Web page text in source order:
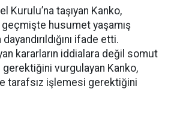
Kurulu’na taşıyan Kanko,
geçmişte husumet yaşamış
ifade etti.
kararların iddialara değil somut
gerektiğini vurgulayan Kanko,
tarafsız işlemesi gerektiğini